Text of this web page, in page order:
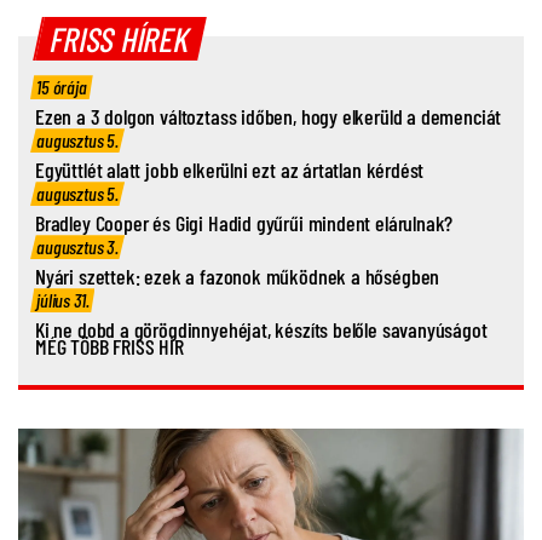
FRISS HÍREK
15 órája
Ezen a 3 dolgon változtass időben, hogy elkerüld a demenciát
augusztus 5.
Együttlét alatt jobb elkerülni ezt az ártatlan kérdést
augusztus 5.
Bradley Cooper és Gigi Hadid gyűrűi mindent elárulnak?
augusztus 3.
Nyári szettek: ezek a fazonok működnek a hőségben
július 31.
Ki ne dobd a görögdinnyehéjat, készíts belőle savanyúságot
MÉG TÖBB FRISS HÍR